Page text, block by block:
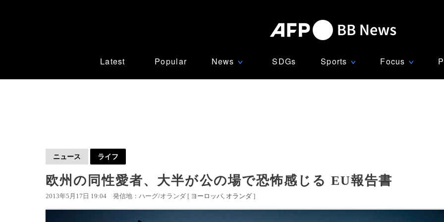
Latest Popular News ∨ SDGs Sports ∨ Focus ∨
ニュース ライフ
欧州の同性愛者、大半が公の場で恐怖感じる EU報告書
2013年5月17日 19:04 発信地：ハーグ/オランダ [ ヨーロッパ オランダ ]